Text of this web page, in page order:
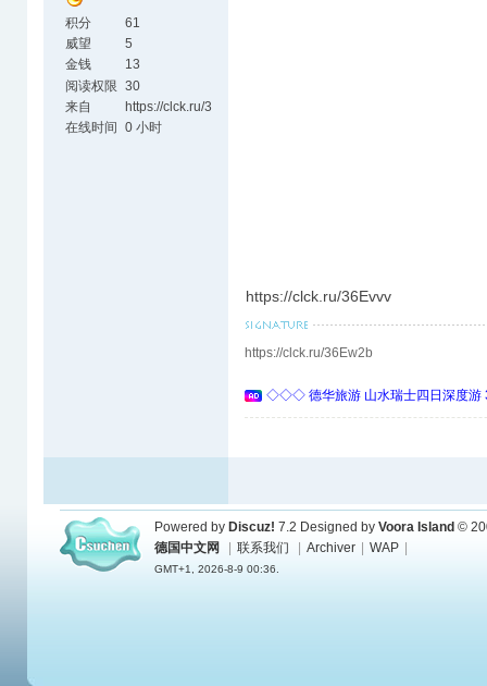
积分
61
威望
5
金钱
13
阅读权限 30
来自
https://clck.ru/3
6EvVL
在线时间 0 小时
https://clck.ru/36Evvv
https://clck.ru/36Ew2b
◇◇◇ 德华旅游 山水瑞士四日深度
Powered by Discuz! 7.2 Designed by Voora Island ©
德国中文网
联系我们 Archiver WAP
GMT+1, 2026-8-9 00:36.